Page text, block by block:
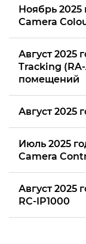
Ноябрь
Camera
Август 2025
Tracking
помещений
Август 2025
Июль 2025
Camera
Август 2025
RC-IP1000